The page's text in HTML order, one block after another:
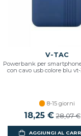
V-TAC
Powerbank per
con cavo usb colore blu vt-
8-15 giorni
18,25 € 28,07 €
AGGIUNGI AL